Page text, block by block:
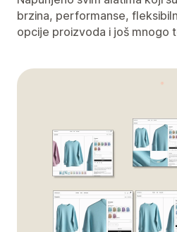
brzina, performanse,
opcije proizvoda i još mnogo